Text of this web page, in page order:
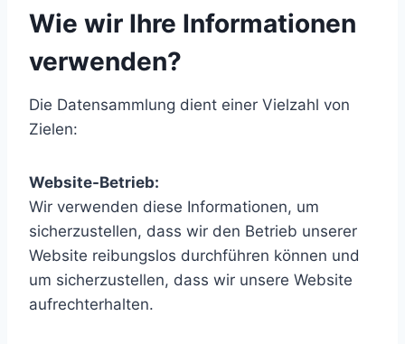
Wie wir Ihre Informationen
verwenden?
Die Datensammlung dient einer Vielzahl von
Zielen:
Website-Betrieb:
Wir verwenden diese Informationen, um
sicherzustellen, dass wir den Betrieb unserer
Website reibungslos durchführen können und
um sicherzustellen, dass wir unsere Website
aufrechterhalten.